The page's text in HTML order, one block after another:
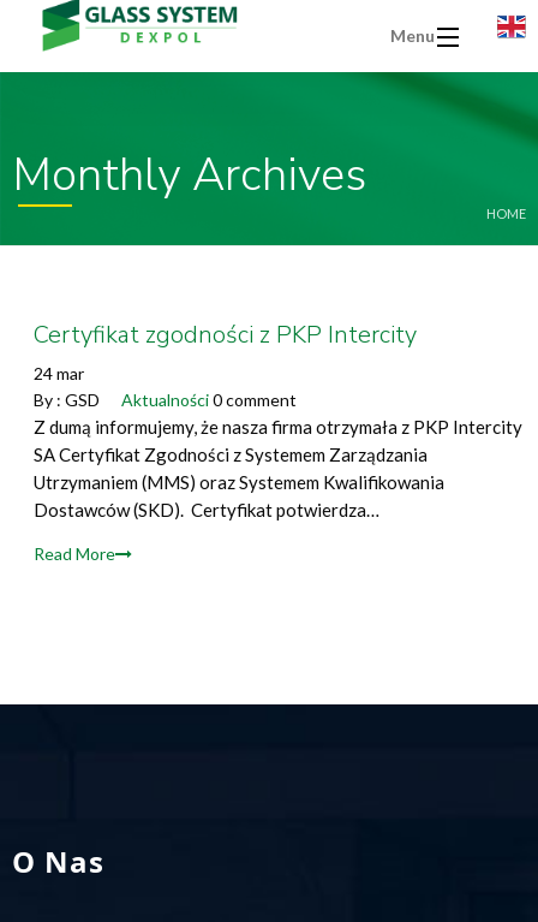
Menu
Monthly Archives
HOME
Certyfikat zgodności z PKP Intercity
24 mar
By : GSD Aktualności 0 comment
Z dumą informujemy, że nasza firma otrzymała z PKP Intercity
SA Certyfikat Zgodności z Systemem Zarządzania
Utrzymaniem (MMS) oraz Systemem Kwalifikowania
Dostawców (SKD). Certyfikat potwierdza…
Read More
O Nas